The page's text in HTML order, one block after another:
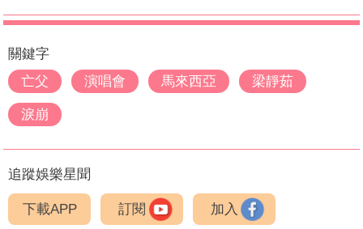
關鍵字
亡父
演唱會 馬來西亞 梁靜茹
淚崩
追蹤娛樂星聞
下載APP 訂閱 加入